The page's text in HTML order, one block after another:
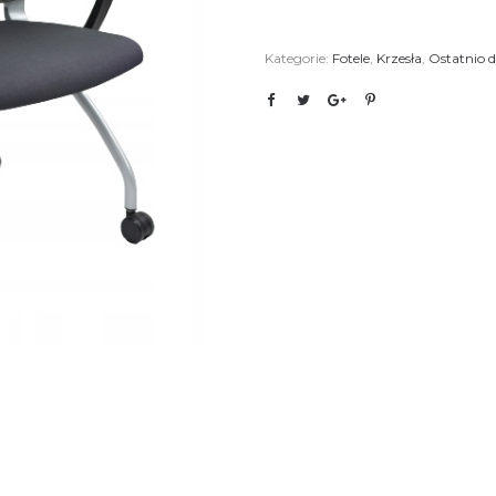
Kategorie: Fotele, Krzesła, Ostatnio